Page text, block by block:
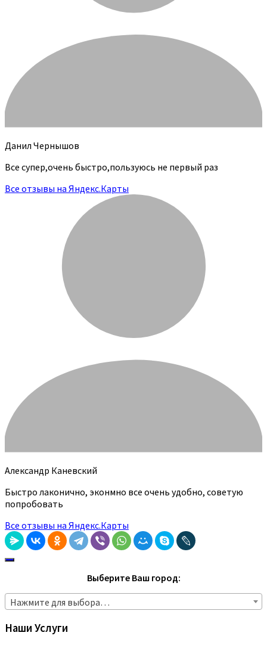
Данил Чернышов
Все супер,очень быстро,пользуюсь не первый раз
Все отзывы на Яндекс.Карты
Александр Каневский
Быстро лаконично, эконмно все очень удобно, советую
попробовать
Все отзывы на Яндекс.Карты
Выберите Ваш город:
Нажмите для выбора…
Наши Услуги